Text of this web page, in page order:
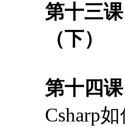
第十三
（下）
第十四
Csharp